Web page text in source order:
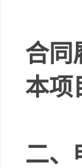
合同
本项
二、